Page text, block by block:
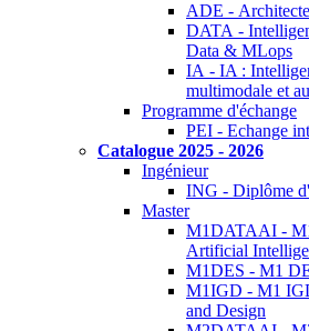
ADE -
DATA -
Data & MLops
IA - IA :
multimodale et
Programme d'échange
PEI - Echange
Catalogue 2025 - 2026
Ingénieur
ING - Diplôme
Master
M1DATAAI -
Artificial
M1DES - M1
M1IGD - M1
and Design